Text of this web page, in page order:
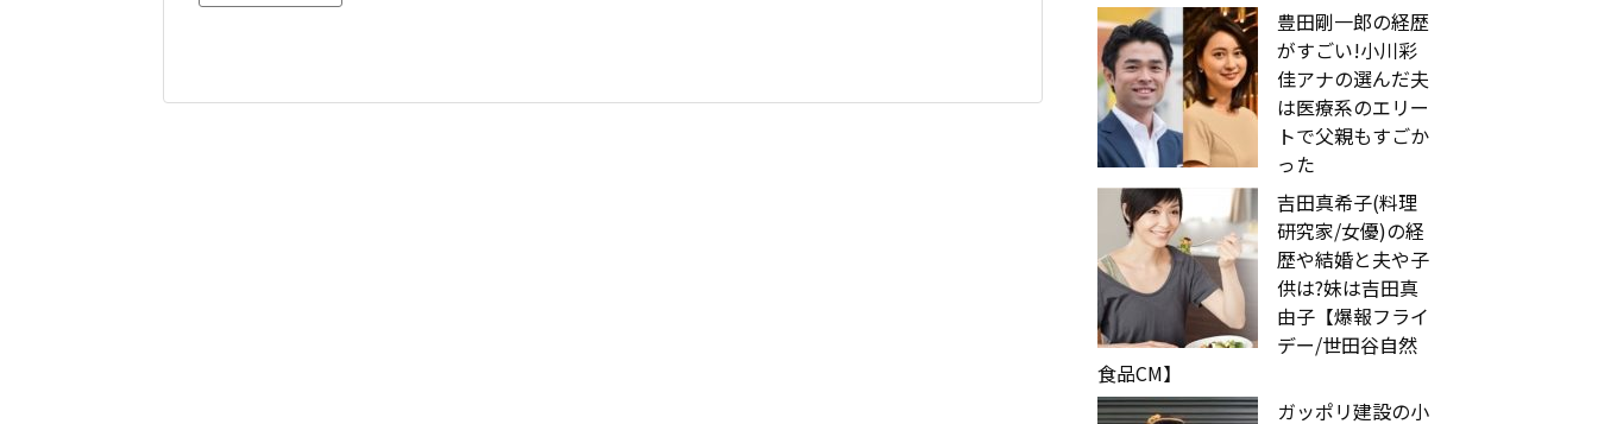
豊田剛一郎の経歴
がすごい!小川彩
佳アナの選んだ夫
は医療系のエリー
トで父親もすごか
った
吉田真希子(料理
研究家/女優)の経
歴や結婚と夫や子
供は?妹は吉田真
由子【爆報フライ
デー/世田谷自然
食品CM】
ガッポリ建設の小